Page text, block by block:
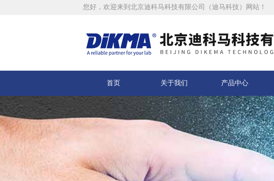
您好，欢迎来到北京迪科马科技有限公司（迪马科技）网站！
首页 关于我们 产品中心